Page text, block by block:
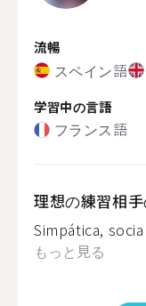
流暢
スペイン語
学習中の言語
フランス語
理想の練習相
Simpática,
もっと見る